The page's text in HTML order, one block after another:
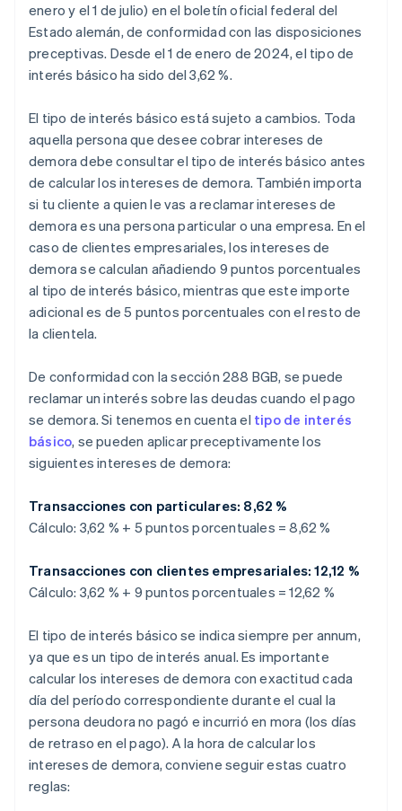
enero y el 1 de julio) en el boletín oficial federal del
Estado alemán, de conformidad con las disposiciones
preceptivas. Desde el 1 de enero de 2024, el tipo de
interés básico ha sido del 3,62 %.
El tipo de interés básico está sujeto a cambios. Toda
aquella persona que desee cobrar intereses de
demora debe consultar el tipo de interés básico antes
de calcular los intereses de demora. También importa
si tu cliente a quien le vas a reclamar intereses de
demora es una persona particular o una empresa. En el
caso de clientes empresariales, los intereses de
demora se calculan añadiendo 9 puntos porcentuales
al tipo de interés básico, mientras que este importe
adicional es de 5 puntos porcentuales con el resto de
la clientela.
De conformidad con la sección 288 BGB, se puede
reclamar un interés sobre las deudas cuando el pago
se demora. Si tenemos en cuenta el tipo de interés
básico, se pueden aplicar preceptivamente los
siguientes intereses de demora:
Transacciones con particulares: 8,62 %
Cálculo: 3,62 % + 5 puntos porcentuales = 8,62 %
Transacciones con clientes empresariales: 12,12 %
Cálculo: 3,62 % + 9 puntos porcentuales = 12,62 %
El tipo de interés básico se indica siempre per annum,
ya que es un tipo de interés anual. Es importante
calcular los intereses de demora con exactitud cada
día del período correspondiente durante el cual la
persona deudora no pagó e incurrió en mora (los días
de retraso en el pago). A la hora de calcular los
intereses de demora, conviene seguir estas cuatro
reglas: